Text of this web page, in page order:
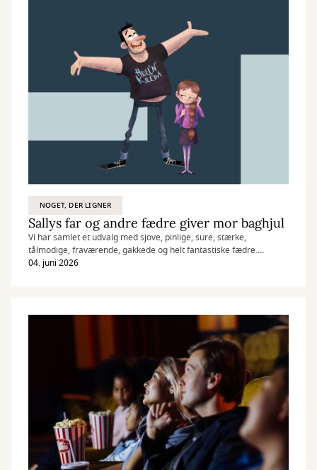
NOGET, DER LIGNER
Sallys far og andre fædre giver mor baghjul
Vi har samlet et udvalg med sjove, pinlige, sure, stærke,
tålmodige, fraværende, gakkede og helt fantastiske fædre.
04. juni 2026